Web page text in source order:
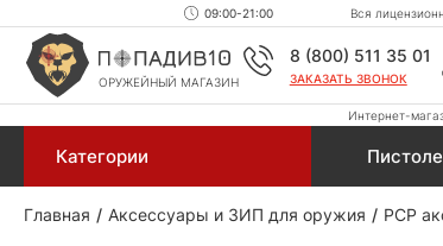
09:00-21:00 Вся
ОРУЖЕЙНЫЙ МАГАЗИН
8 (800) 511 35 01
ЗАКАЗАТЬ ЗВОНОК
Интернет-
Категории
Главная Аксессуары и ЗИП для оружия PCP